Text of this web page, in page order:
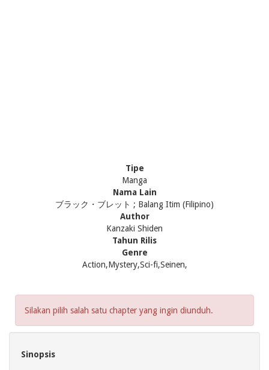
Tipe
Manga
Nama Lain
ブラック・ブレット ; Balang Itim (Filipino)
Author
Kanzaki Shiden
Tahun Rilis
Genre
Action,Mystery,Sci-fi,Seinen,
Silakan pilih salah satu chapter yang ingin diunduh.
Sinopsis